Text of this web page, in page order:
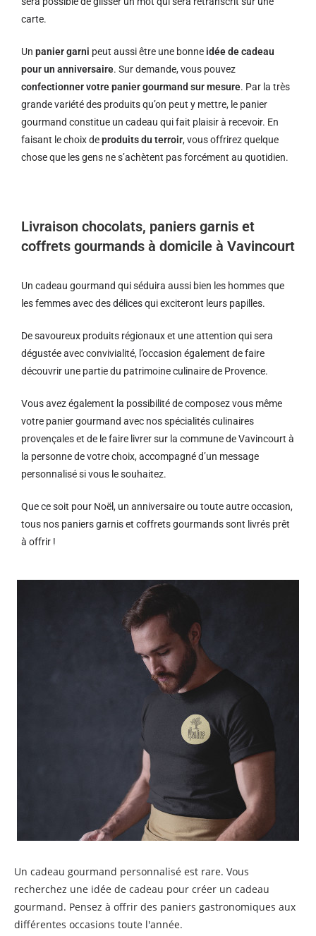
carte.
Un panier garni peut aussi être une bonne idée de cadeau
pour un anniversaire. Sur demande, vous pouvez
confectionner votre panier gourmand sur mesure. Par la très
grande variété des produits qu’on peut y mettre, le panier
gourmand constitue un cadeau qui fait plaisir à recevoir. En
faisant le choix deproduits du terroir, vous offrirez quelque
chose que les gens ne s’achètent pas forcément au quotidien.
Livraison chocolats, paniers garnis et
coffrets gourmands à domicile à Vavincourt
Un cadeau gourmand qui séduira aussi bien les hommes que
les femmes avec des délices qui exciteront leurs papilles.
De savoureux produits régionaux et une attention qui sera
dégustée avec convivialité, l’occasion également de faire
découvrir une partie du patrimoine culinaire de Provence.
Vous avez également la possibilité de composez vous même
votre panier gourmand avec nos spécialités culinaires
provençales et de le faire livrer sur la commune de Vavincourt à
la personne de votre choix, accompagné d’un message
personnalisé si vous le souhaitez.
Que ce soit pour Noël, un anniversaire ou toute autre occasion,
tous nos paniers garnis et coffrets gourmands sont livrés prêt
à offrir !
Un cadeau gourmand personnalisé est rare. Vous
recherchez une idée de cadeau pour créer un cadeau
gourmand. Pensez à offrir des paniers gastronomiques aux
différentes occasions toute l'année.